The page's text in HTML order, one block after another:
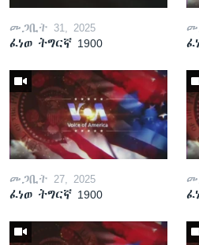
መጋቢት 31, 2025
ፈነወ ትግርኛ 1900
መጋቢት 27, 2025
ፈነወ ትግርኛ 1900